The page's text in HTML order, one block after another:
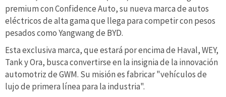
premium con Confidence Auto, su nueva marca de autos
eléctricos de alta gama que llega para competir con pesos
pesados como Yangwang de BYD.
Esta exclusiva marca, que estará por encima de Haval, WEY,
Tank y Ora, busca convertirse en la insignia de la innovación
automotriz de GWM. Su misión es fabricar "vehículos de
lujo de primera línea para la industria".